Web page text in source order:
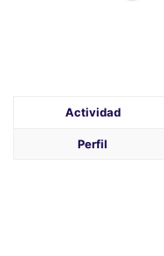
Actividad
Perfil